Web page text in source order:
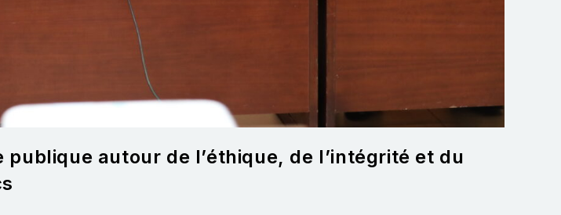
publique autour de l’éthique, de l’intégrité et du